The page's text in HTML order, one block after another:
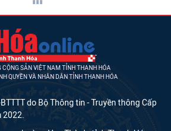
SẢN VIỆT NAM TỈNH THANH HÓA
QUYỀN VÀ NHÂN DÂN TỈNH THANH HÓA
do Bộ Thông tin - Truyền thông Cấp
2022.